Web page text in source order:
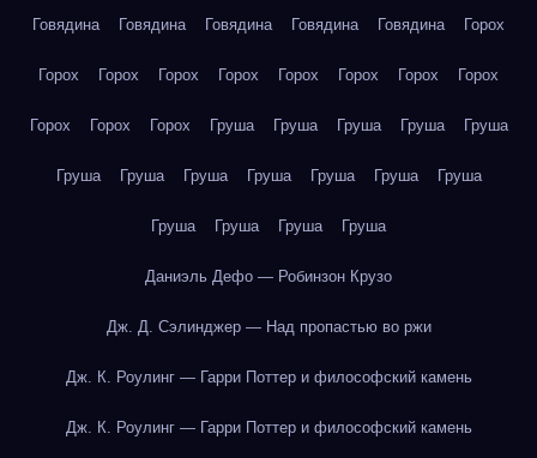
Говядина Говядина Говядина Говядина Говядина Горох
Горох Горох Горох Горох Горох Горох Горох Горох
Горох Горох Горох Груша Груша Груша Груша Груша
Груша Груша Груша Груша Груша Груша Груша
Груша Груша Груша Груша
Даниэль Дефо — Робинзон Крузо
Дж. Д. Сэлинджер — Над пропастью во ржи
Дж. К. Роулинг — Гарри Поттер и философский камень
Дж. К. Роулинг — Гарри Поттер и философский камень